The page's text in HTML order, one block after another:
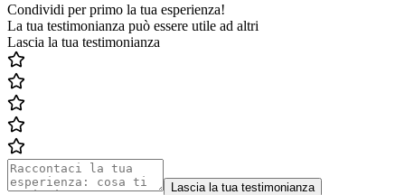
Condividi per primo la tua esperienza!
La tua testimonianza può essere utile ad altri
Lascia la tua testimonianza
Lascia la tua testimonianza